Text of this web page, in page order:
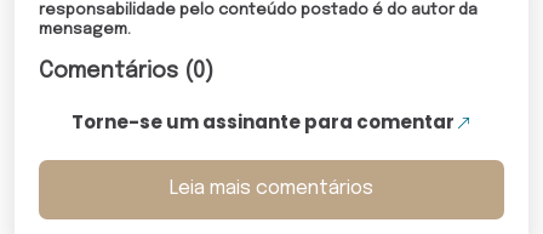
responsabilidade pelo conteúdo postado é do autor da
mensagem.
Comentários (0)
Torne-se um assinante para comentar
Leia mais comentários